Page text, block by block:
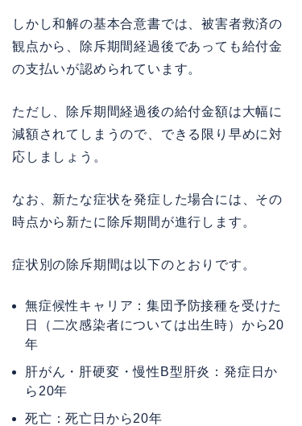
しかし和解の基本合意書では、被害者救済の
観点から、除斥期間経過後であっても給付金
の支払いが認められています。
ただし、除斥期間経過後の給付金額は大幅に
減額されてしまうので、できる限り早めに対
応しましょう。
なお、新たな症状を発症した場合には、その
時点から新たに除斥期間が進行します。
症状別の除斥期間は以下のとおりです。
無症候性キャリア：集団予防接種を受けた
日（二次感染者については出生時）から20
年
肝がん・肝硬変・慢性B型肝炎：発症日か
ら20年
死亡：死亡日から20年